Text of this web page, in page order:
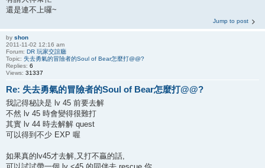
還是連不上囉~
Jump to post
by shon
2011-11-02 12:16 am
Forum: DR 玩家交誼廳
Topic: 失去勇氣的冒險者的Soul of Bear怎麼打@@?
Replies: 6
Views: 31337
Re: 失去勇氣的冒險者的Soul of Bear怎麼打@@?
我記得秘訣是 lv 45 前要去解
不然 lv 45 時會變得很難打
其實 lv 44 時去解解 quest
可以得到不少 EXP 喔
如果真的lv45才去解,又打不贏的話,
可以試試帶一個 lv <45 的同伴去 rescue 你